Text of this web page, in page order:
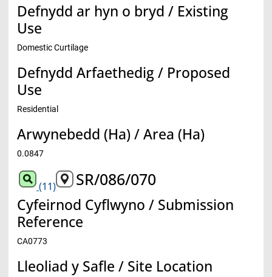
Defnydd ar hyn o bryd / Existing
Use
Domestic Curtilage
Defnydd Arfaethedig / Proposed
Use
Residential
Arwynebedd (Ha) / Area (Ha)
0.0847
(11) SR/086/070
Cyfeirnod Cyflwyno / Submission
Reference
CA0773
Lleoliad y Safle / Site Location